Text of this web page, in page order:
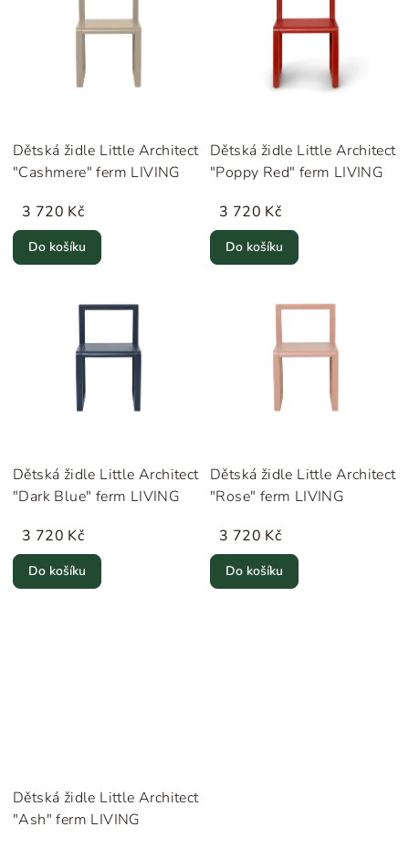
Dětská židle Little Architect
"Cashmere" ferm LIVING
3 720 Kč
Do košíku
Dětská židle Little Architect
"Poppy Red" ferm LIVING
3 720 Kč
Do košíku
Dětská židle Little Architect
"Dark Blue" ferm LIVING
3 720 Kč
Do košíku
Dětská židle Little Architect
"Rose" ferm LIVING
3 720 Kč
Do košíku
Dětská židle Little Architect
"Ash" ferm LIVING